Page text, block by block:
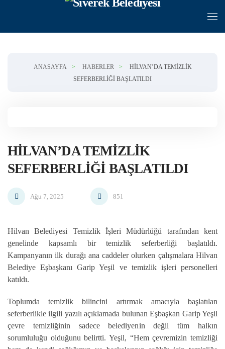
ANASAYFA HABERLER
HILVAN’DA TEMIZLIK
SEFERBERLIĞI BAŞLATILDI
HILVAN’DA TEMIZLIK
SEFERBERLIĞI BAŞLATILDI
Ağu 7, 2025 851
Hilvan Belediyesi Temizlik İşleri Müdürlüğü tarafından kent
genelinde kapsamlı bir temizlik seferberliği başlatıldı.
Kampanyanın ilk durağı ana caddeler olurken çalışmalara Hilvan
Belediye Eşbaşkanı Garip Yeşil ve temizlik işleri personelleri
katıldı.
Toplumda temizlik bilincini artırmak amacıyla başlatılan
seferberlikle ilgili yazılı açıklamada bulunan Eşbaşkan Garip Yeşil
çevre temizliğinin sadece belediyenin değil tüm halkın
sorumluluğu olduğunu belirtti. Yeşil, “Hem çevremizin temizliği